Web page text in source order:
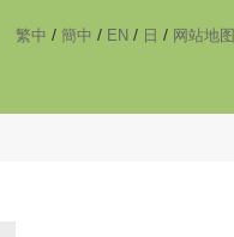
繁中 / 簡中 / EN / 日 / 网站地图